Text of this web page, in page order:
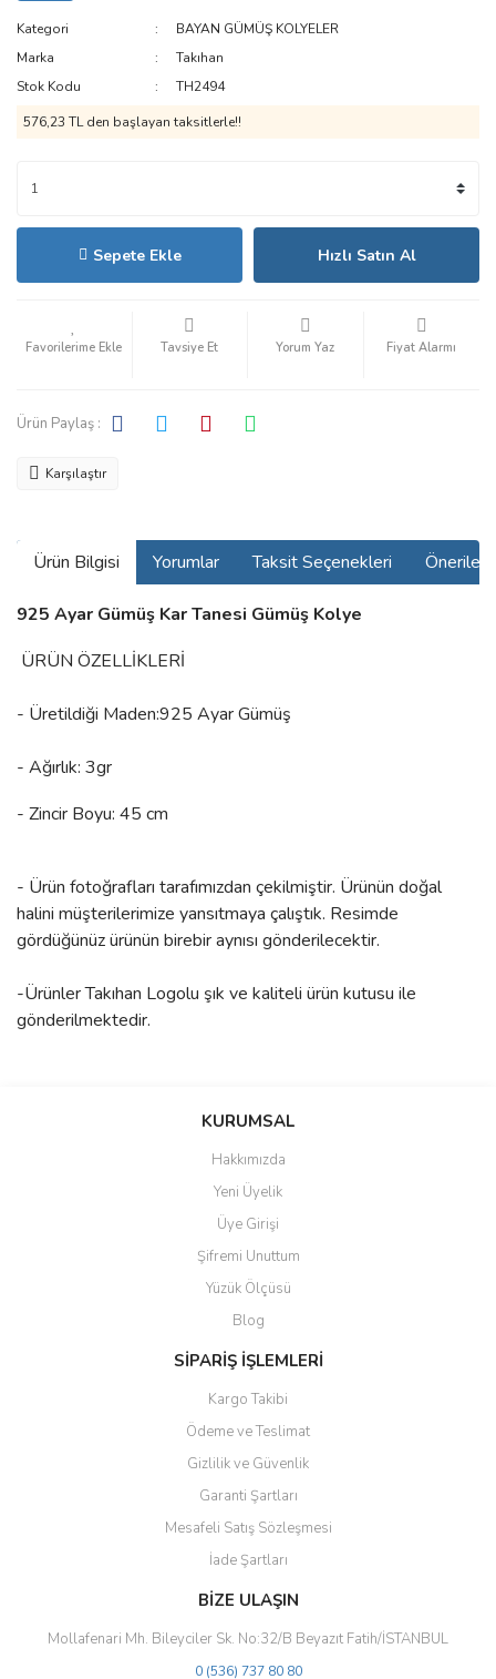
Kategori
BAYAN GÜMÜŞ KOLYELER
Marka
Takıhan
Stok Kodu
TH2494
576,23 TL den başlayan taksitlerle!!
Sepete Ekle Hızlı Satın Al
Tavsiye Et Yorum Yaz Fiyat Alarmı
Ürün Paylaş :
Karşılaştır
Ürün Bilgisi Yorumlar Taksit Seçenekleri
925 Ayar Gümüş Kar Tanesi Gümüş Kolye
ÜRÜN ÖZELLİKLERİ
- Üretildiği Maden:925 Ayar Gümüş
- Ağırlık: 3gr
- Zincir Boyu: 45 cm
- Ürün fotoğrafları tarafımızdan çekilmiştir. Ürünün doğal
halini müşterilerimize yansıtmaya çalıştık. Resimde
gördüğünüz ürünün birebir aynısı gönderilecektir.
-Ürünler Takıhan Logolu şık ve kaliteli ürün kutusu ile
gönderilmektedir.
Bu ürüne ilk yorumu siz yapın!
Yorum Yaz
Ürün resmi kalitesiz, bozuk veya görüntülenemiyor.
Ürün açıklamasında eksik bilgiler bulunuyor.
Ürün bilgilerinde hatalar bulunuyor.
Ürün fiyatı diğer sitelerden daha pahalı.
Bu ürüne benzer farklı alternatifler olmalı.
Gönder
KURUMSAL
Hakkımızda
Yeni Üyelik
Üye Girişi
Şifremi Unuttum
Yüzük Ölçüsü
Blog
SİPARİŞ İŞLEMLERİ
Kargo Takibi
Ödeme ve Teslimat
Gizlilik ve Güvenlik
Garanti Şartları
Mesafeli Satış Sözleşmesi
İade Şartları
BİZE ULAŞIN
Mollafenari Mh. Bileyciler Sk. No:32/B Beyazıt Fatih/İSTANBUL
0 (536) 737 80 80